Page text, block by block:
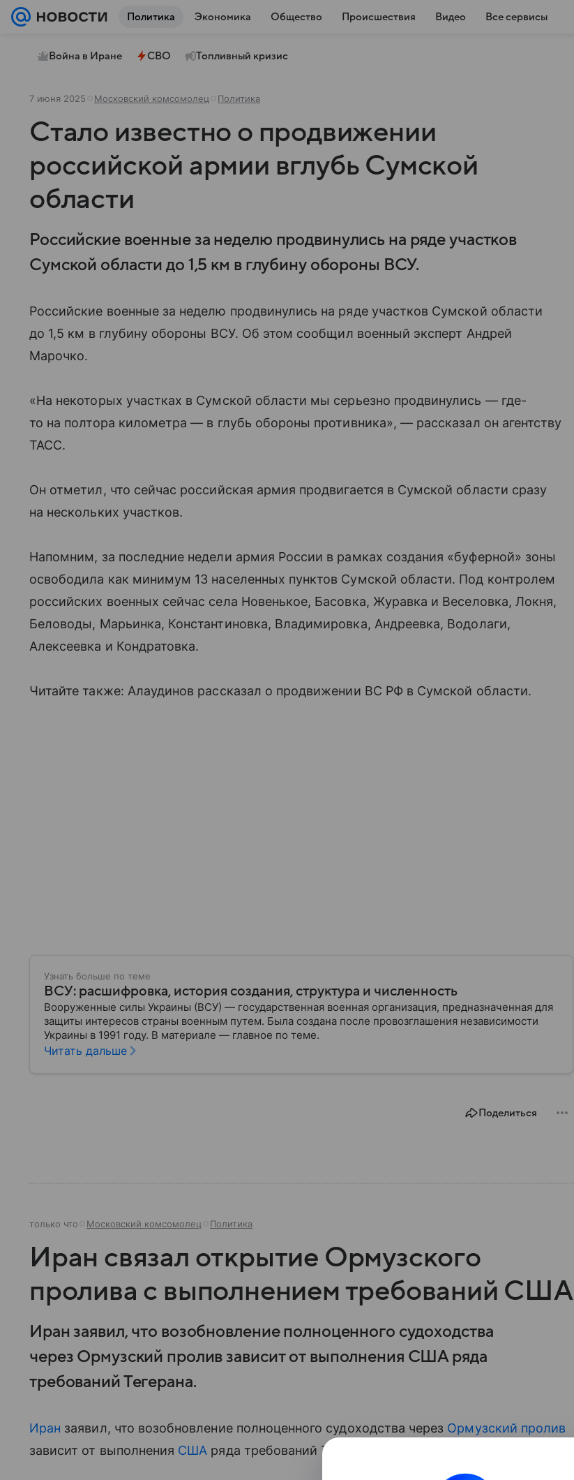
Политика Экономика Общество Происшествия Видео Все сервисы
Война в Иране СВО Топливный кризис
7 июня 2025 Московский комсомолец Политика
Стало известно о продвижении
российской армии вглубь Сумской
области
Российские военные за неделю продвинулись на ряде участков
Сумской области до 1,5 км в глубину обороны ВСУ.
Российские военные за неделю продвинулись на ряде участков Сумской области
до 1,5 км в глубину обороны ВСУ. Об этом сообщил военный эксперт Андрей
Марочко.
«На некоторых участках в Сумской области мы серьезно продвинулись — где-
то на полтора километра — в глубь обороны противника», — рассказал он агентству
ТАСС.
Он отметил, что сейчас российская армия продвигается в Сумской области сразу
на нескольких участков.
Напомним, за последние недели армия России в рамках создания «буферной» зоны
освободила как минимум 13 населенных пунктов Сумской области. Под контролем
российских военных сейчас села Новенькое, Басовка, Журавка и Веселовка, Локня,
Беловоды, Марьинка, Константиновка, Владимировка, Андреевка, Водолаги,
Алексеевка и Кондратовка.
Читайте также: Алаудинов рассказал о продвижении ВС РФ в Сумской области.
Узнать больше по теме
ВСУ: расшифровка, история создания, структура и численность
Вооруженные силы Украины (ВСУ) — государственная военная организация, предназначенная для
защиты интересов страны военным путем. Была создана после провозглашения независимости
Украины в 1991 году. В материале — главное по теме.
Читать дальше
Поделиться
только что Московский комсомолец Политика
Иран связал открытие Ормузского
пролива с выполнением требований США
Иран заявил, что возобновление полноценного судоходства
через Ормузский пролив зависит от выполнения США ряда
требований Тегерана.
Иран заявил, что возобновление полноценного судоходства через Ормузский пролив
зависит от выполнения США ряда требований Тегерана. Об этом сообщает Reuters.